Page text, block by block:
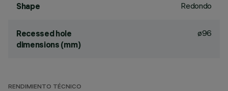
Shape Redondo
Recessed hole
dimensions (mm)
ø96
RENDIMIENTO TÉCNICO